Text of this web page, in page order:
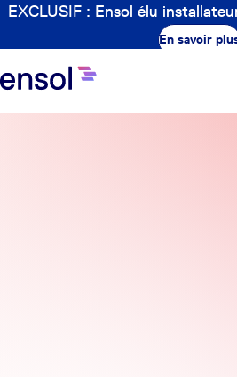
EXCLUSIF : Ensol élu
En savoir